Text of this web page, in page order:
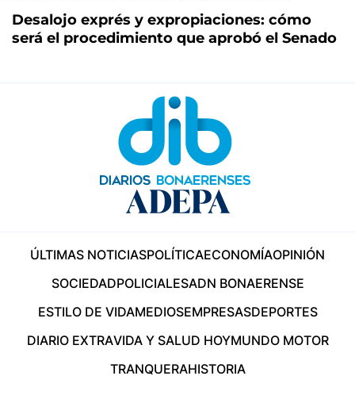
Desalojo exprés y expropiaciones: cómo
será el procedimiento que aprobó el Senado
ÚLTIMAS NOTICIASPOLÍTICAECONOMÍAOPINIÓN
SOCIEDADPOLICIALESADN BONAERENSE
ESTILO DE VIDAMEDIOSEMPRESASDEPORTES
DIARIO EXTRAVIDA Y SALUD HOYMUNDO MOTOR
TRANQUERAHISTORIA